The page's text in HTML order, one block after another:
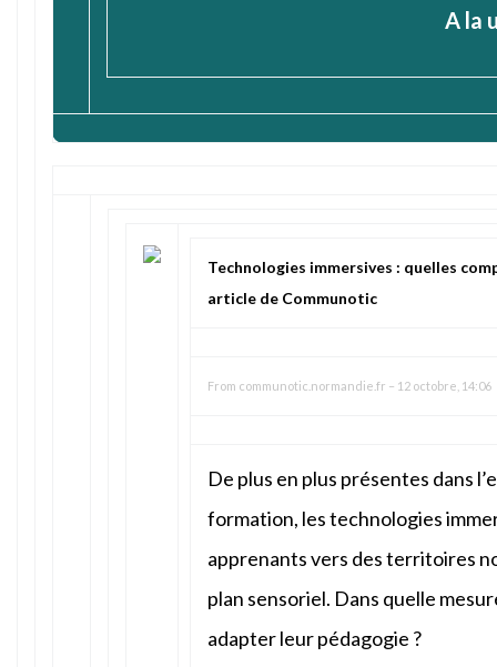
A la
Technologies immersives : quelles
article de Communotic
From communotic.normandie.fr – 12 octobre, 14:06
De plus en plus présentes dans
formation, les technologies
apprenants vers des territoires
plan sensoriel. Dans quelle
adapter leur pédagogie ?